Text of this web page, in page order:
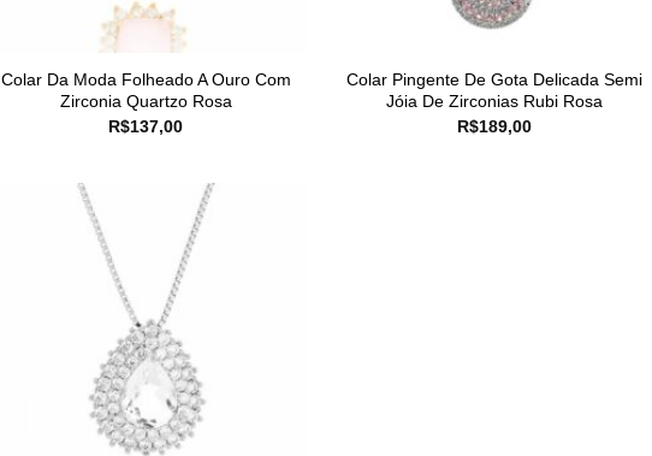
Colar Da Moda Folheado A Ouro Com
Zirconia Quartzo Rosa
R$137,00
Colar Pingente De Gota Delicada Semi
Jóia De Zirconias Rubi Rosa
R$189,00